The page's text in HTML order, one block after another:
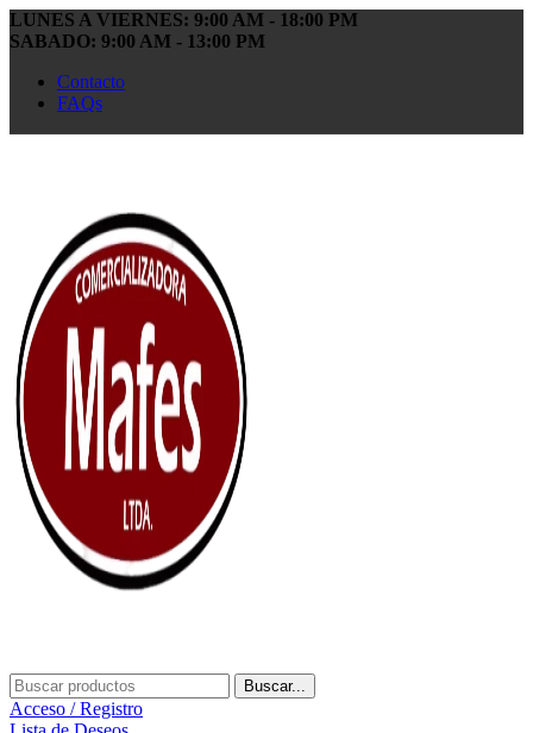
LUNES A VIERNES: 9:00 AM - 18:00 PM
SABADO: 9:00 AM - 13:00 PM
Contacto
FAQs
Buscar...
Acceso / Registro